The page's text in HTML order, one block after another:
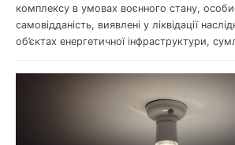
комплексу в умовах воєнного стану,
самовідданість, виявлені у ліквідації
об’єктах енергетичної інфраструктури,